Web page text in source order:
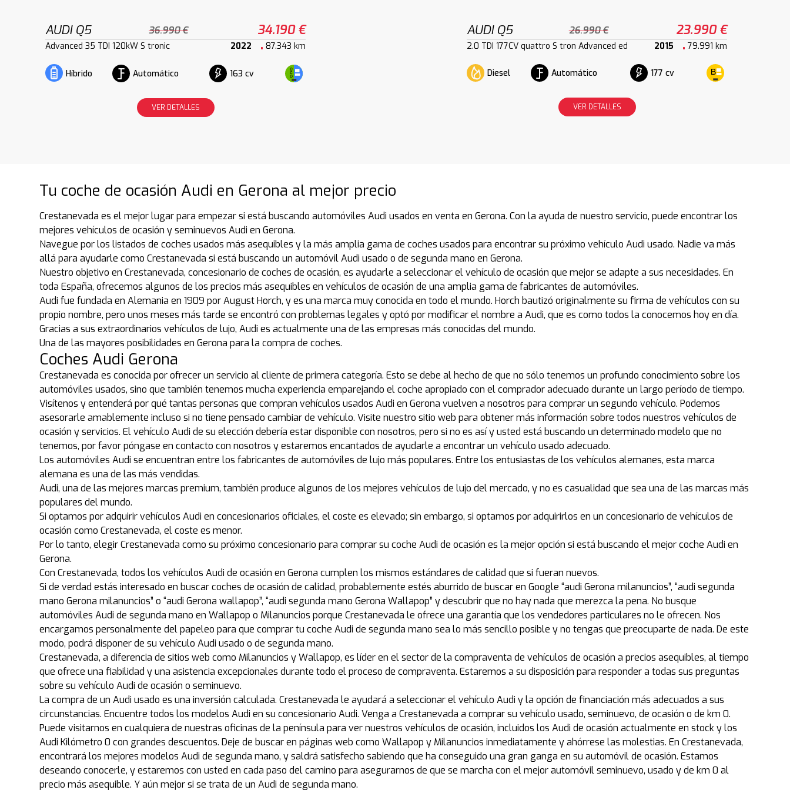
AUDI Q5 36.990 € 34.190 €
Advanced 35 TDI 120kW S tronic 2022 87.343 km
Híbrido Automático 163 cv
VER DETALLES
AUDI Q5 26.990 € 23.990 €
2.0 TDI 177CV quattro S tron Advanced ed 2015 79.991 km
Diesel Automático 177 cv
VER DETALLES
Tu coche de ocasión Audi en Gerona al mejor precio
Crestanevada es el mejor lugar para empezar si está buscando automóviles Audi usados en venta en Gerona. Con la ayuda de nuestro servicio, puede encontrar los
mejores vehículos de ocasión y seminuevos Audi en Gerona.
Navegue por los listados de coches usados más asequibles y la más amplia gama de coches usados para encontrar su próximo vehículo Audi usado. Nadie va más
allá para ayudarle como Crestanevada si está buscando un automóvil Audi usado o de segunda mano en Gerona.
Nuestro objetivo en Crestanevada, concesionario de coches de ocasión, es ayudarle a seleccionar el vehículo de ocasión que mejor se adapte a sus necesidades. En
toda España, ofrecemos algunos de los precios más asequibles en vehículos de ocasión de una amplia gama de fabricantes de automóviles.
Audi fue fundada en Alemania en 1909 por August Horch, y es una marca muy conocida en todo el mundo. Horch bautizó originalmente su firma de vehículos con su
propio nombre, pero unos meses más tarde se encontró con problemas legales y optó por modificar el nombre a Audi, que es como todos la conocemos hoy en día.
Gracias a sus extraordinarios vehículos de lujo, Audi es actualmente una de las empresas más conocidas del mundo.
Una de las mayores posibilidades en Gerona para la compra de coches.
Coches Audi Gerona
Crestanevada es conocida por ofrecer un servicio al cliente de primera categoría. Esto se debe al hecho de que no sólo tenemos un profundo conocimiento sobre los
automóviles usados, sino que también tenemos mucha experiencia emparejando el coche apropiado con el comprador adecuado durante un largo período de tiempo.
Visítenos y entenderá por qué tantas personas que compran vehículos usados Audi en Gerona vuelven a nosotros para comprar un segundo vehículo. Podemos
asesorarle amablemente incluso si no tiene pensado cambiar de vehículo. Visite nuestro sitio web para obtener más información sobre todos nuestros vehículos de
ocasión y servicios. El vehículo Audi de su elección debería estar disponible con nosotros, pero si no es así y usted está buscando un determinado modelo que no
tenemos, por favor póngase en contacto con nosotros y estaremos encantados de ayudarle a encontrar un vehículo usado adecuado.
Los automóviles Audi se encuentran entre los fabricantes de automóviles de lujo más populares. Entre los entusiastas de los vehículos alemanes, esta marca
alemana es una de las más vendidas.
Audi, una de las mejores marcas premium, también produce algunos de los mejores vehículos de lujo del mercado, y no es casualidad que sea una de las marcas más
populares del mundo.
Si optamos por adquirir vehículos Audi en concesionarios oficiales, el coste es elevado; sin embargo, si optamos por adquirirlos en un concesionario de vehículos de
ocasión como Crestanevada, el coste es menor.
Por lo tanto, elegir Crestanevada como su próximo concesionario para comprar su coche Audi de ocasión es la mejor opción si está buscando el mejor coche Audi en
Gerona.
Con Crestanevada, todos los vehículos Audi de ocasión en Gerona cumplen los mismos estándares de calidad que si fueran nuevos.
Si de verdad estás interesado en buscar coches de ocasión de calidad, probablemente estés aburrido de buscar en Google “audi Gerona milanuncios”, “audi segunda
mano Gerona milanuncios” o “audi Gerona wallapop”, “audi segunda mano Gerona Wallapop” y descubrir que no hay nada que merezca la pena. No busque
automóviles Audi de segunda mano en Wallapop o Milanuncios porque Crestanevada le ofrece una garantía que los vendedores particulares no le ofrecen. Nos
encargamos personalmente del papeleo para que comprar tu coche Audi de segunda mano sea lo más sencillo posible y no tengas que preocuparte de nada. De este
modo, podrá disponer de su vehículo Audi usado o de segunda mano.
Crestanevada, a diferencia de sitios web como Milanuncios y Wallapop, es líder en el sector de la compraventa de vehículos de ocasión a precios asequibles, al tiempo
que ofrece una fiabilidad y una asistencia excepcionales durante todo el proceso de compraventa. Estaremos a su disposición para responder a todas sus preguntas
sobre su vehículo Audi de ocasión o seminuevo.
La compra de un Audi usado es una inversión calculada. Crestanevada le ayudará a seleccionar el vehículo Audi y la opción de financiación más adecuados a sus
circunstancias. Encuentre todos los modelos Audi en su concesionario Audi. Venga a Crestanevada a comprar su vehículo usado, seminuevo, de ocasión o de km 0.
Puede visitarnos en cualquiera de nuestras oficinas de la península para ver nuestros vehículos de ocasión, incluidos los Audi de ocasión actualmente en stock y los
Audi Kilómetro 0 con grandes descuentos. Deje de buscar en páginas web como Wallapop y Milanuncios inmediatamente y ahórrese las molestias. En Crestanevada,
encontrará los mejores modelos Audi de segunda mano, y saldrá satisfecho sabiendo que ha conseguido una gran ganga en su automóvil de ocasión. Estamos
deseando conocerle, y estaremos con usted en cada paso del camino para asegurarnos de que se marcha con el mejor automóvil seminuevo, usado y de km 0 al
precio más asequible. Y aún mejor si se trata de un Audi de segunda mano.